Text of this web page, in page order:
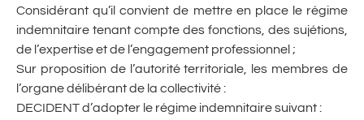
Considérant qu’il convient de mettre en place le régime
indemnitaire tenant compte des fonctions, des sujétions,
de l’expertise et de l’engagement professionnel ;
Sur proposition de l’autorité territoriale, les membres de
l’organe délibérant de la collectivité :
DECIDENT d’adopter le régime indemnitaire suivant :